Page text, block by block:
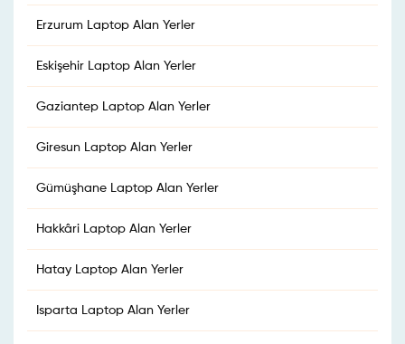
Erzurum Laptop Alan Yerler
Eskişehir Laptop Alan Yerler
Gaziantep Laptop Alan Yerler
Giresun Laptop Alan Yerler
Gümüşhane Laptop Alan Yerler
Hakkâri Laptop Alan Yerler
Hatay Laptop Alan Yerler
Isparta Laptop Alan Yerler